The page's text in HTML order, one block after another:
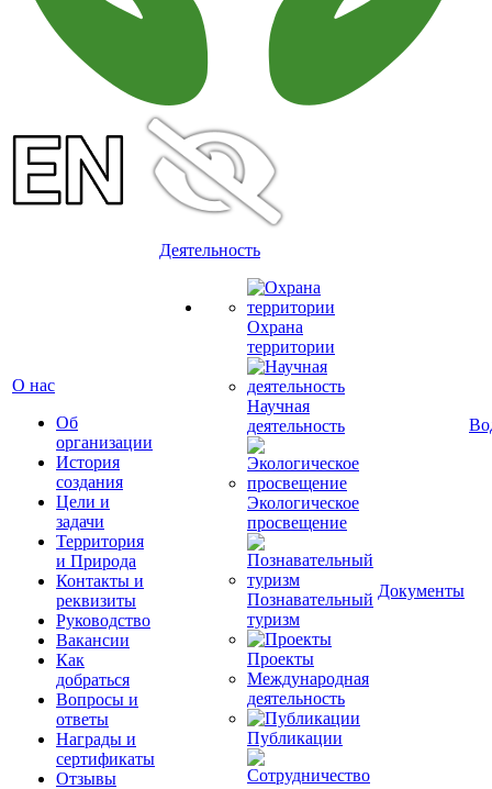
О нас
Об
организации
История
создания
Цели и
задачи
Территория
и Природа
Контакты и
реквизиты
Руководство
Вакансии
Как
добраться
Вопросы и
ответы
Награды и
сертификаты
Отзывы
Деятельность
Охрана
территории
Научная
деятельность
Экологическое
просвещение
Познавательный
туризм
Проекты
Международная
деятельность
Публикации
Документы